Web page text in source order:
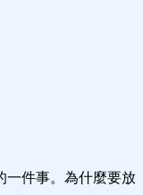
一件事。為什麼要放